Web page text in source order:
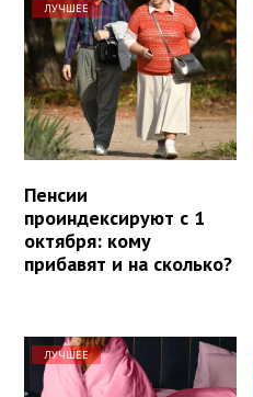
ЛУЧШЕЕ
Пенсии
проиндексируют с 1
октября: кому
прибавят и на сколько?
ЛУЧШЕЕ